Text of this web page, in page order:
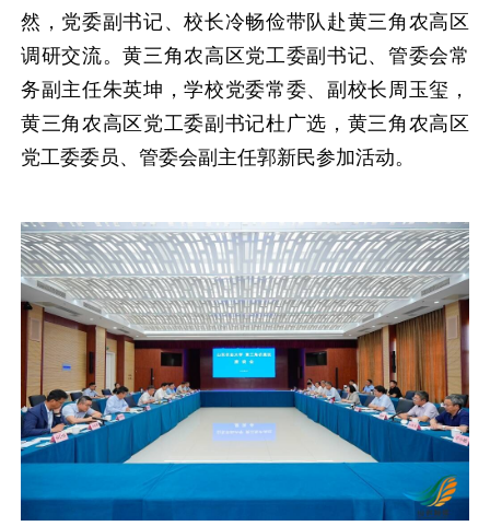
然，党委副书记、校长冷畅俭带队赴黄三角农高区
调研交流。黄三角农高区党工委副书记、管委会常
务副主任朱英坤，学校党委常委、副校长周玉玺，
黄三角农高区党工委副书记杜广选，黄三角农高区
党工委委员、管委会副主任郭新民参加活动。